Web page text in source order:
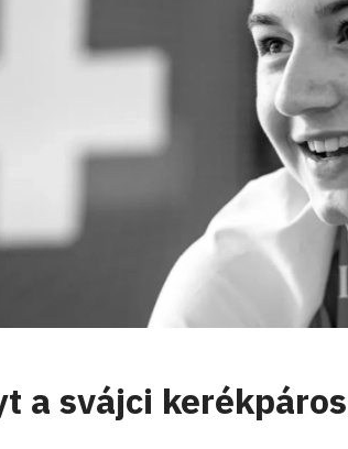
a svájci